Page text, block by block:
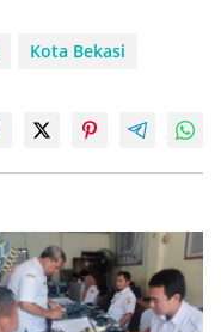
Kota Bekasi